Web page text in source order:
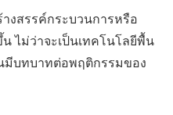
งสรรค์กระบวนการหรือ
ไม่ว่าจะเป็นเทคโนโลยีพื้น
มีบทบาทต่อพฤติกรรมของ